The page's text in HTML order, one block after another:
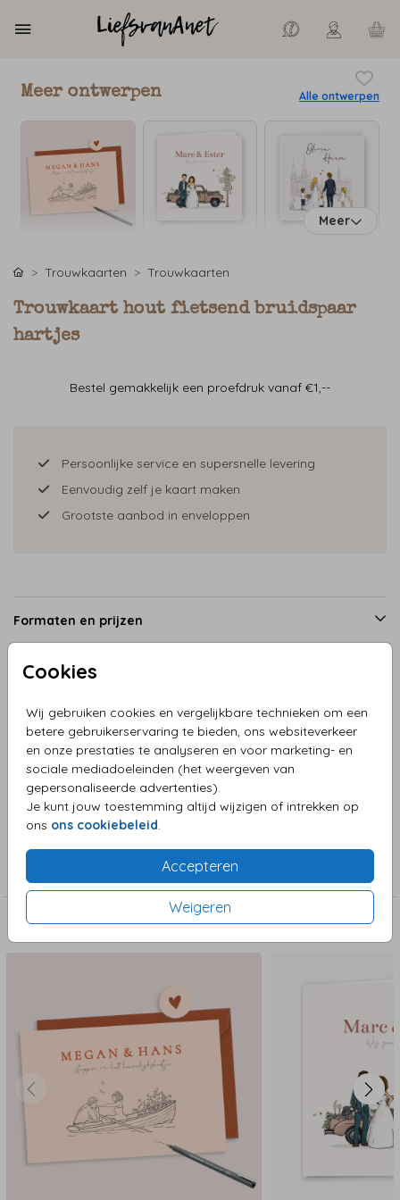
Cookies
Wij gebruiken cookies en vergelijkbare technieken om een
betere gebruikerservaring te bieden, ons websiteverkeer
en onze prestaties te analyseren en voor marketing- en
sociale mediadoeleinden (het weergeven van
gepersonaliseerde advertenties).
Je kunt jouw toestemming altijd wijzigen of intrekken op
ons ons cookiebeleid.
Accepteren
Weigeren
Meer ontwerpen Alle ontwerpen
Meer
Trouwkaarten Trouwkaarten
Trouwkaart hout fietsend bruidspaar
hartjes
Bestel gemakkelijk een proefdruk vanaf €1,--
Persoonlijke service en supersnelle levering
Eenvoudig zelf je kaart maken
Grootste aanbod in enveloppen
Formaten en prijzen
Omschrijving
Trouwkaart hout fietsend bruidspaar hartjes, dit is een echt
houten kaartje. Super origineel en bijzonder.